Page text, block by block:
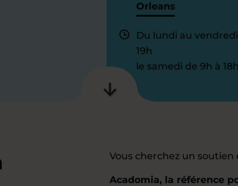
Orleans
Du lundi au
19h
le samedi de 9h à
Vous cherchez un soutien
Acadomia, la référence